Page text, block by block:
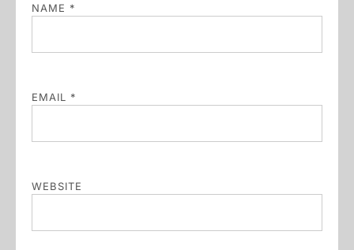
NAME *
EMAIL *
WEBSITE